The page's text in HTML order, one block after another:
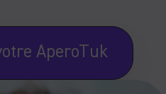
AperoTuk